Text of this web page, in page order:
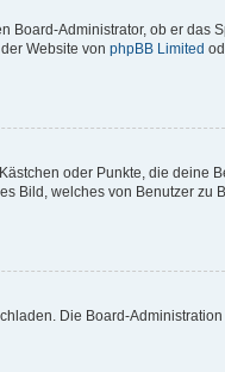
Board-Administrator, ob er das
Website von phpBB Limited
oder Punkte, die deine
Bild, welches von Benutzer zu
Die Board-Administration